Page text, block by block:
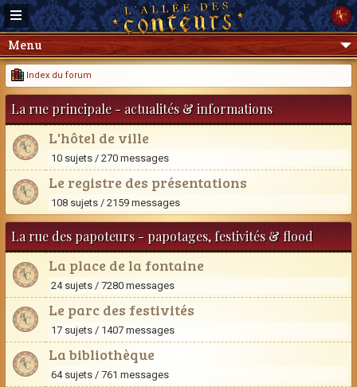
Menu
Index du forum
La rue principale - actualités & informations
L'hôtel de ville
10 sujets / 270 messages
Le registre des présentations
108 sujets / 2159 messages
La rue des papoteurs - papotages, festivités & flood
La place de la fontaine
24 sujets / 7280 messages
Le parc des festivités
17 sujets / 1407 messages
La bibliothèque
64 sujets / 761 messages